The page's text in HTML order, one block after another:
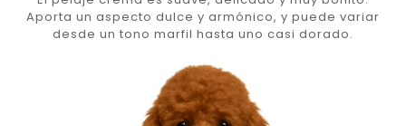
Aporta un aspecto dulce y armónico, y puede variar
desde un tono marfil hasta uno casi dorado.